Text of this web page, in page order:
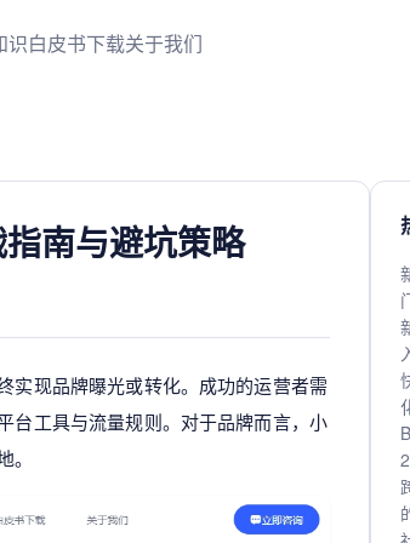
识白皮书下载关于我们
南与避坑策略
实现品牌曝光或转化。成功的运营者需
台工具与流量规则。对于品牌而言，小